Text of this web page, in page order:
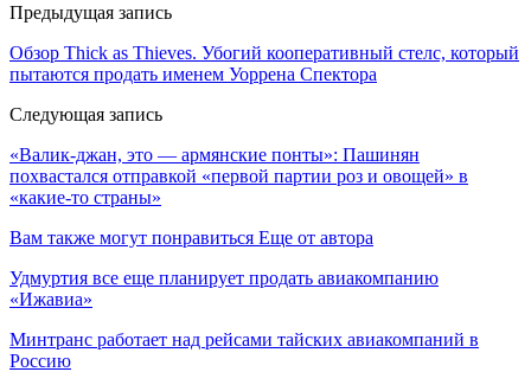
Предыдущая запись
Обзор Thick as Thieves. Убогий кооперативный стелс, который
пытаются продать именем Уоррена Спектора
Следующая запись
«Валик-джан, это — армянские понты»: Пашинян
похвастался отправкой «первой партии роз и овощей» в
«какие-то страны»
Вам также могут понравиться Еще от автора
Удмуртия все еще планирует продать авиакомпанию
«Ижавиа»
Минтранс работает над рейсами тайских авиакомпаний в
Россию